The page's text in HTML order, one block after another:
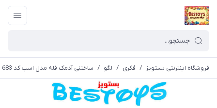
فروشگاه اینترنتی بستویز / فکری / لگو / ساختنی آدمک فله مدل اسب کد 683